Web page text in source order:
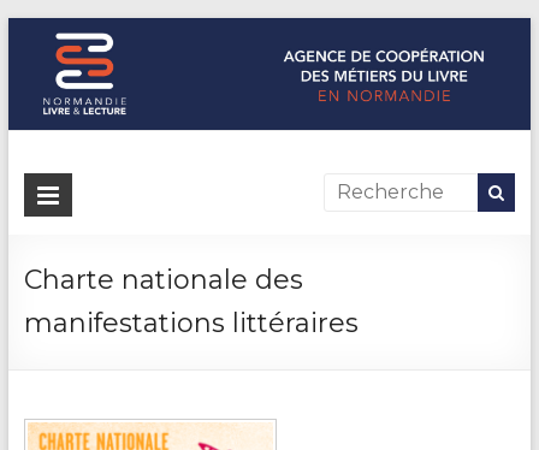
Normandie Livre & Lecture
L'agence de coopération des métiers du livre en Normandie
Charte nationale des
manifestations littéraires